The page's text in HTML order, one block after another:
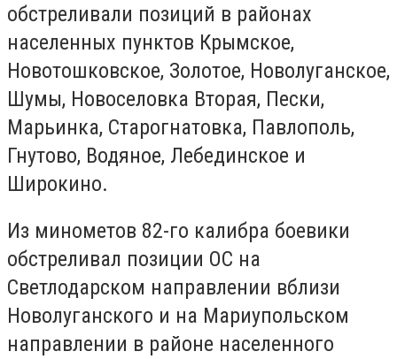
обстреливали позиций в районах
населенных пунктов Крымское,
Новотошковское, Золотое, Новолуганское,
Шумы, Новоселовка Вторая, Пески,
Марьинка, Старогнатовка, Павлополь,
Гнутово, Водяное, Лебединское и
Широкино.
Из минометов 82-го калибра боевики
обстреливал позиции ОС на
Светлодарском направлении вблизи
Новолуганского и на Мариупольском
направлении в районе населенного